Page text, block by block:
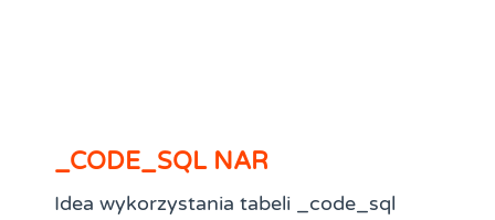
_CODE_SQL NAR
Idea wykorzystania tabeli _code_sql